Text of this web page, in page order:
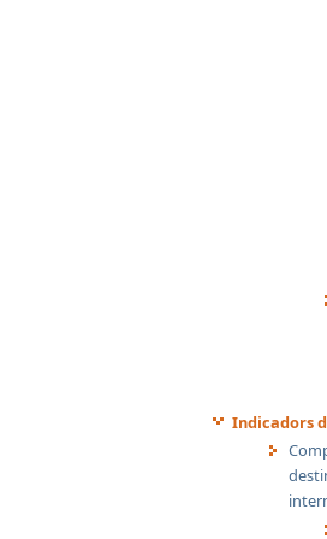
Indicadors